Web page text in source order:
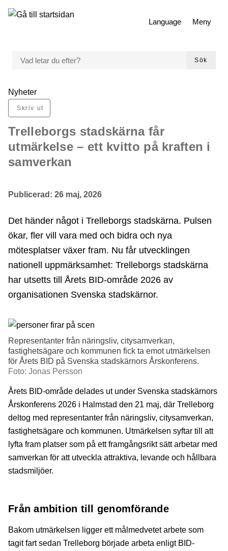
Gå till innehåll
till huvudmeny
Language
Meny
Sök
Du är här:
Nyheter
Skriv ut
Trelleborgs stadskärna får
utmärkelse – ett kvitto på kraften i
samverkan
Publicerad: 26 maj, 2026
Det händer något i Trelleborgs stadskärna. Pulsen
ökar, fler vill vara med och bidra och nya
mötesplatser växer fram. Nu får utvecklingen
nationell uppmärksamhet: Trelleborgs stadskärna
har utsetts till Årets BID-område 2026 av
organisationen Svenska stadskärnor.
Representanter från näringsliv, citysamverkan,
fastighetsägare och kommunen fick ta emot utmärkelsen
för Årets BID på Svenska stadskärnors Årskonferens.
Foto: Jonas Persson
Årets BID-område delades ut under Svenska stadskärnors
Årskonferens 2026 i Halmstad den 21 maj, där Trelleborg
deltog med representanter från näringsliv, citysamverkan,
fastighetsägare och kommunen. Utmärkelsen syftar till att
lyfta fram platser som på ett framgångsrikt sätt arbetar med
samverkan för att utveckla attraktiva, levande och hållbara
stadsmiljöer.
Från ambition till genomförande
Bakom utmärkelsen ligger ett målmedvetet arbete som
tagit fart sedan Trelleborg började arbeta enligt BID-